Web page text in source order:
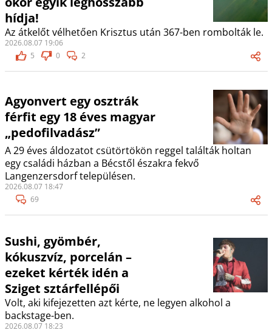
hídja!
Az átkelőt vélhetően Krisztus után 367-ben rombolták le.
2026.08.07 19:06
5
0 2
Agyonvert egy osztrák
férfit egy 18 éves magyar
„pedofilvadász”
A 29 éves áldozatot csütörtökön reggel találták holtan
egy családi házban a Bécstől északra fekvő
Langenzersdorf településen.
2026.08.07 18:47
69
Sushi, gyömbér,
kókuszvíz, porcelán –
ezeket kérték idén a
Sziget sztárfellépői
Volt, aki kifejezetten azt kérte, ne legyen alkohol a
backstage-ben.
2026.08.07 18:23